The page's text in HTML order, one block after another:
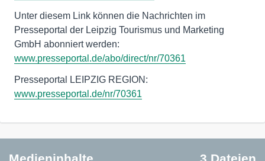
Unter diesem Link können die Nachrichten im
Presseportal der Leipzig Tourismus und Marketing
GmbH abonniert werden:
www.presseportal.de/abo/direct/nr/70361
Presseportal LEIPZIG REGION:
www.presseportal.de/nr/70361